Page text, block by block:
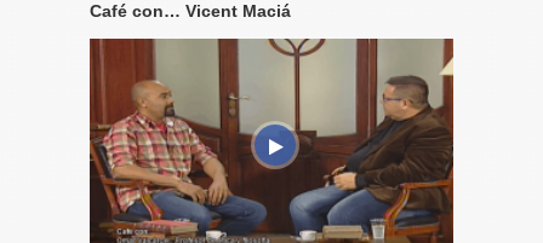
Café con… Vicent Maciá